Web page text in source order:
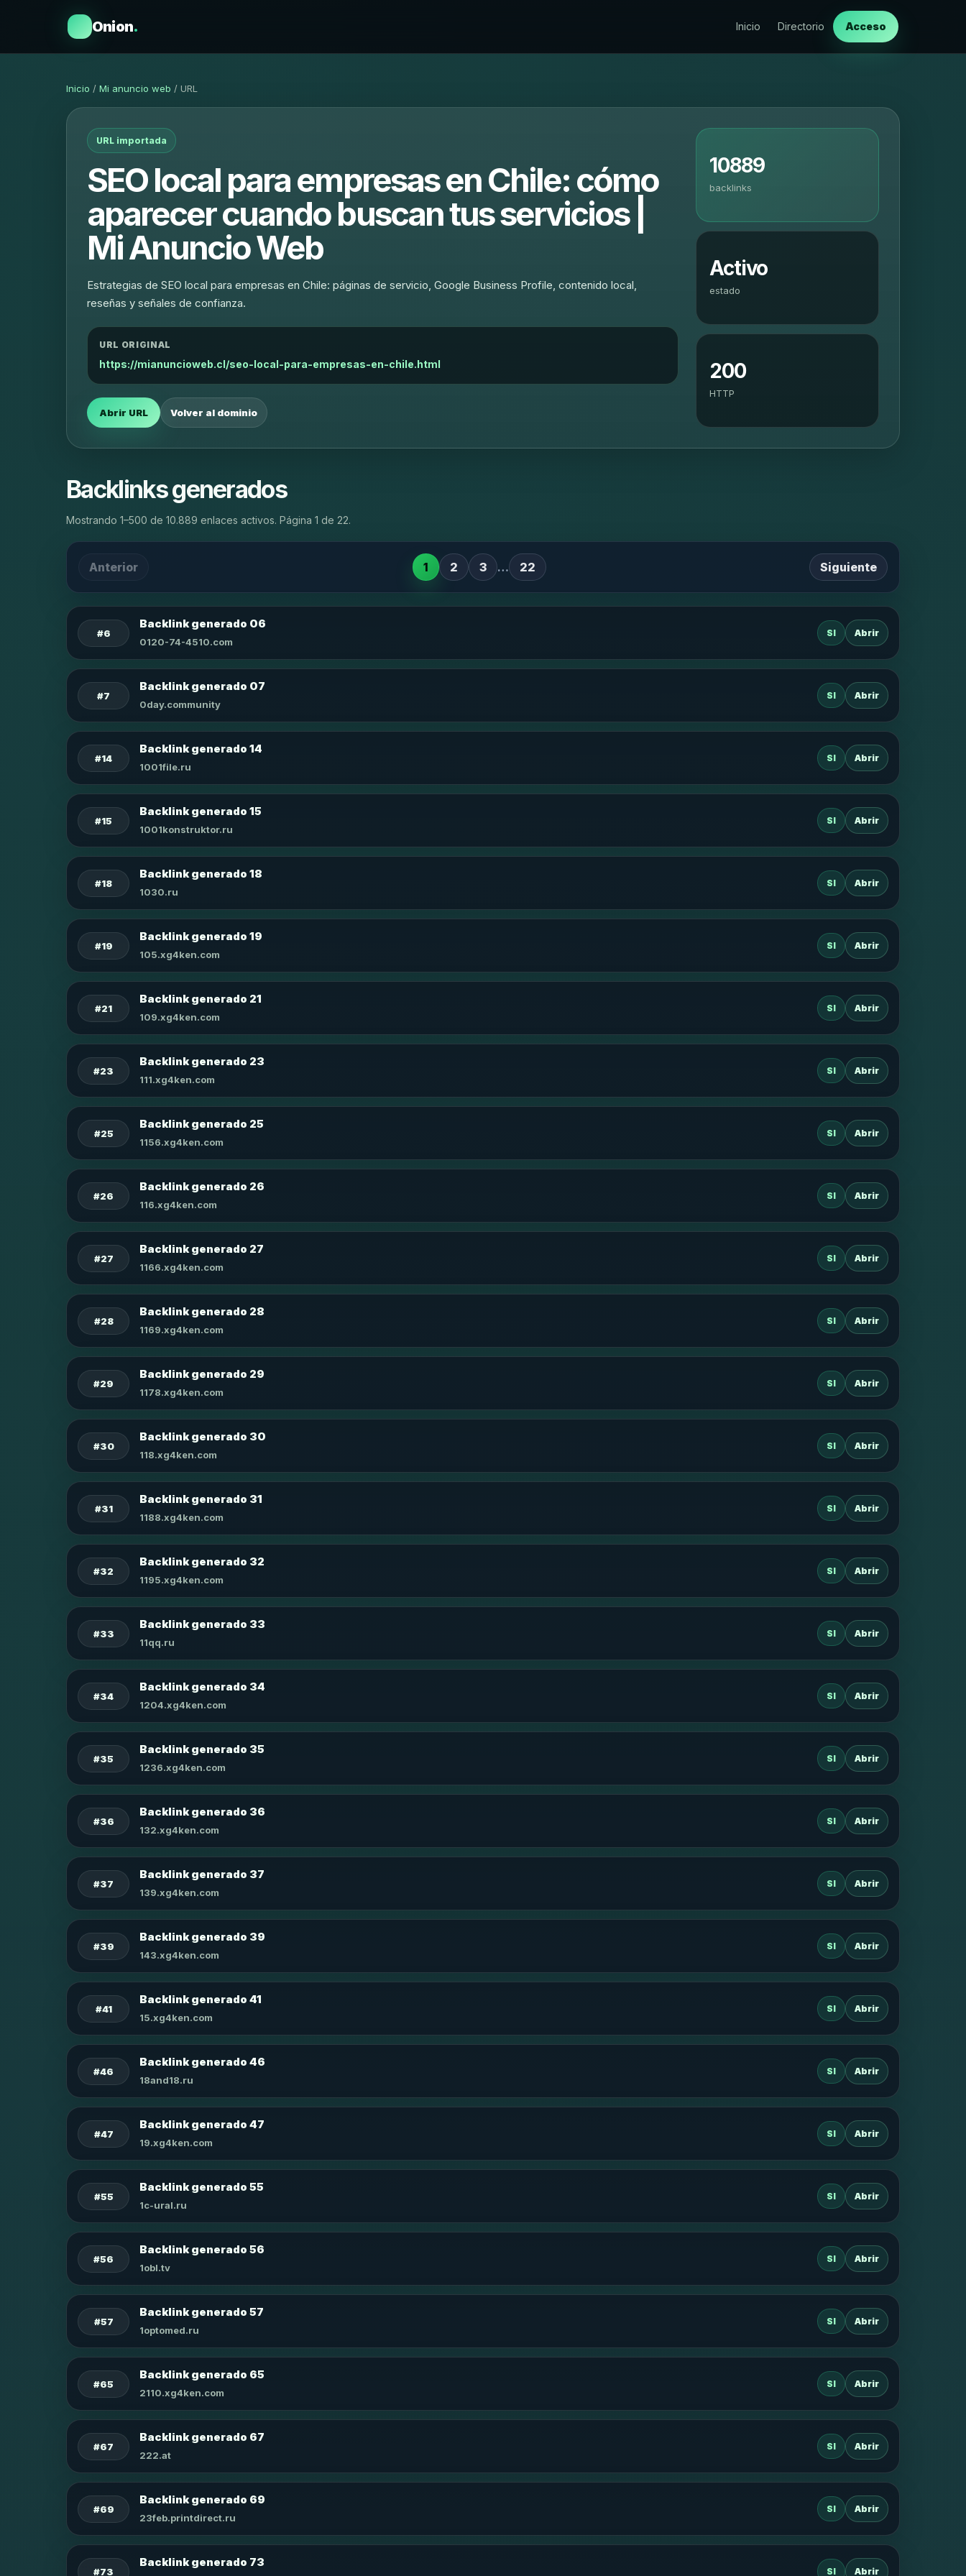
Onion. Inicio Directorio Acceso
Inicio / Mi anuncio web / URL
URL importada
SEO local para empresas en Chile: cómo
aparecer cuando buscan tus servicios |
Mi Anuncio Web
Estrategias de SEO local para empresas en Chile: páginas de servicio, Google Business Profile, contenido local,
reseñas y señales de confianza.
URL ORIGINAL
https://mianuncioweb.cl/seo-local-para-empresas-en-chile.html
Abrir URL Volver al dominio
10889
backlinks
Activo
estado
200
HTTP
Backlinks generados
Mostrando 1–500 de 10.889 enlaces activos. Página 1 de 22.
Anterior 1 2 3 … 22 Siguiente
#6
Backlink generado 06
0120-74-4510.com
SI Abrir
#7
Backlink generado 07
0day.community
SI Abrir
#14
Backlink generado 14
1001file.ru
SI Abrir
#15
Backlink generado 15
1001konstruktor.ru
SI Abrir
#18
Backlink generado 18
1030.ru
SI Abrir
#19
Backlink generado 19
105.xg4ken.com
SI Abrir
#21
Backlink generado 21
109.xg4ken.com
SI Abrir
#23
Backlink generado 23
111.xg4ken.com
SI Abrir
#25
Backlink generado 25
1156.xg4ken.com
SI Abrir
#26
Backlink generado 26
116.xg4ken.com
SI Abrir
#27
Backlink generado 27
1166.xg4ken.com
SI Abrir
#28
Backlink generado 28
1169.xg4ken.com
SI Abrir
#29
Backlink generado 29
1178.xg4ken.com
SI Abrir
#30
Backlink generado 30
118.xg4ken.com
SI Abrir
#31
Backlink generado 31
1188.xg4ken.com
SI Abrir
#32
Backlink generado 32
1195.xg4ken.com
SI Abrir
#33
Backlink generado 33
11qq.ru
SI Abrir
#34
Backlink generado 34
1204.xg4ken.com
SI Abrir
#35
Backlink generado 35
1236.xg4ken.com
SI Abrir
#36
Backlink generado 36
132.xg4ken.com
SI Abrir
#37
Backlink generado 37
139.xg4ken.com
SI Abrir
#39
Backlink generado 39
143.xg4ken.com
SI Abrir
#41
Backlink generado 41
15.xg4ken.com
SI Abrir
#46
Backlink generado 46
18and18.ru
SI Abrir
#47
Backlink generado 47
19.xg4ken.com
SI Abrir
#55
Backlink generado 55
1c-ural.ru
SI Abrir
#56
Backlink generado 56
1obl.tv
SI Abrir
#57
Backlink generado 57
1optomed.ru
SI Abrir
#65
Backlink generado 65
2110.xg4ken.com
SI Abrir
#67
Backlink generado 67
222.at
SI Abrir
#69
Backlink generado 69
23feb.printdirect.ru
SI Abrir
#73
Backlink generado 73
SI Abrir